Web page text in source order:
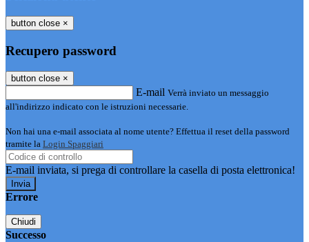
button close ×
Recupero password
button close ×
E-mail Verrà inviato un messaggio
all'indirizzo indicato con le istruzioni necessarie.
Non hai una e-mail associata al nome utente? Effettua il reset della password
tramite la Login Spaggiari
E-mail inviata, si prega di controllare la casella di posta elettronica!
Errore
Chiudi
Successo